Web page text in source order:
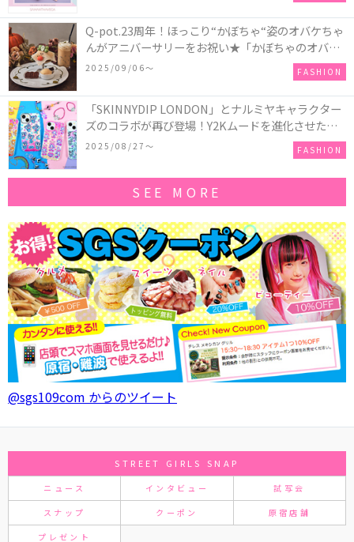
Q-pot.23周年！ほっこり“かぼちゃ“姿のオバケちゃ
んがアニバーサリーをお祝い★「かぼちゃのオバケ
ーキアクセサリー」が新発売！Q-pot CAFE.では
「かぼちゃのオバケーキプレート」も登場
2025/09/06〜 FASHION
「SKINNYDIP LONDON」とナルミヤキャラクター
ズのコラボが再び登場！Y2Kムードを進化させた新
作コレクションを発売♪
2025/08/27〜 FASHION
SEE MORE
@sgs109com からのツイート
STREET GIRLS SNAP
ニュース インタビュー 試写会
スナップ クーポン 原宿店舗
プレゼント